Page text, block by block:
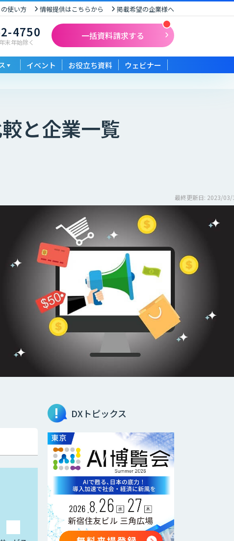
使い方 情報提供はこちらから 掲載希望の企業様へ
4750
末年始除く
一括資料請求する
イベント お役立ち資料 ウェビナー
と企業一覧
最終更新日: 2023/03/
DXトピックス